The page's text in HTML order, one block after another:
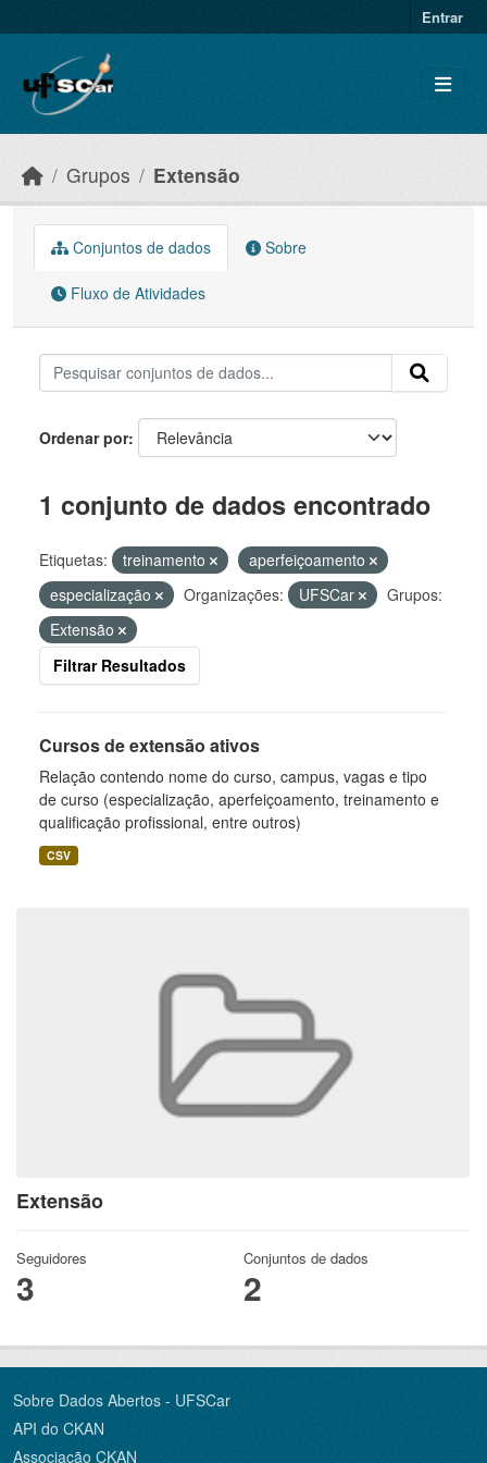
Entrar
Grupos Extensão
Extensão
Seguidores
3
Conjuntos de dados
2
Conjuntos de dados Sobre
Fluxo de Atividades
Ordenar por
1 conjunto de dados encontrado
Etiquetas: treinamento
aperfeiçoamento
especialização
Organizações: UFSCar
Grupos:
Extensão
Filtrar Resultados
Cursos de extensão ativos
Relação contendo nome do curso, campus, vagas e tipo
de curso (especialização, aperfeiçoamento, treinamento e
qualificação profissional, entre outros)
CSV
Sobre Dados Abertos - UFSCar
API do CKAN
Associação CKAN